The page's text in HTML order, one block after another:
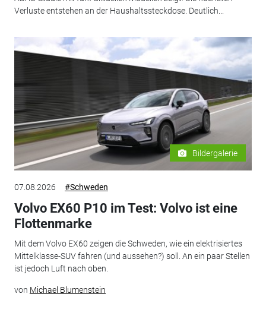
Verluste entstehen an der Haushaltssteckdose. Deutlich...
Bildergalerie
07.08.2026 #Schweden
Volvo EX60 P10 im Test: Volvo ist eine
Flottenmarke
Mit dem Volvo EX60 zeigen die Schweden, wie ein elektrisiertes
Mittelklasse-SUV fahren (und aussehen?) soll. An ein paar Stellen
ist jedoch Luft nach oben.
von Michael Blumenstein